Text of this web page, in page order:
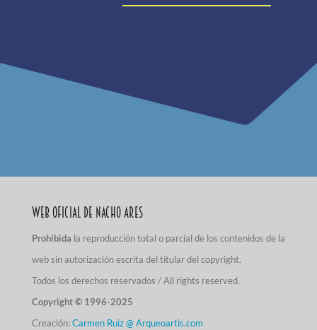
Web Oficial de Nacho Ares
Prohibida la reproducción total o parcial de los contenidos de la
web sin autorización escrita del titular del copyright.
Todos los derechos reservados / All rights reserved.
Copyright © 1996-2025
Creación:Carmen Ruiz @ Arqueoartis.com